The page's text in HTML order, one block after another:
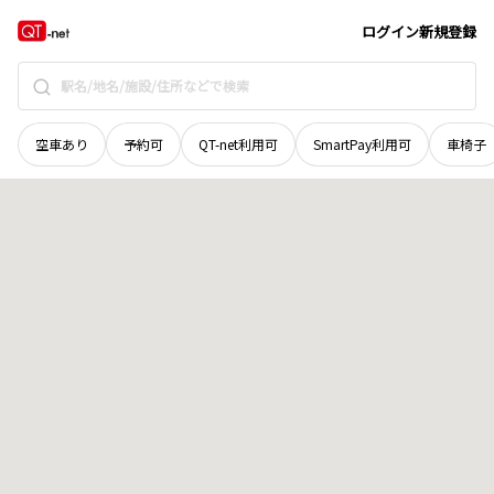
ログイン新規登録
空車あり 予約可 QT-net利用可 SmartPay利用可 車椅子
岩手県